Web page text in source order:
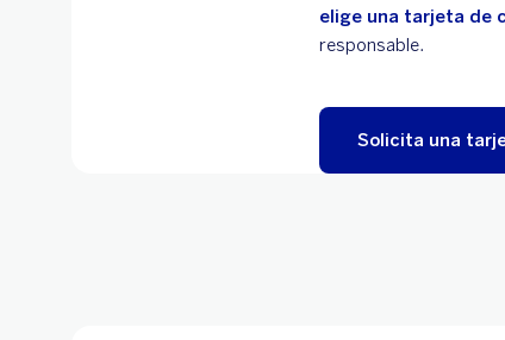
elige una tarjeta de
responsable.
Solicita una